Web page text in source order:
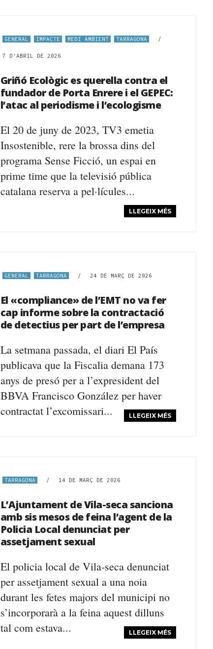
GENERAL IMPACTE MEDI AMBIENT TARRAGONA /
7 D'ABRIL DE 2026
Griñó Ecològic es querella contra el
fundador de Porta Enrere i el GEPEC:
l’atac al periodisme i l’ecologisme
El 20 de juny de 2023, TV3 emetia
Insostenible, rere la brossa dins del
programa Sense Ficció, un espai en
prime time que la televisió pública
catalana reserva a pel·lícules...
LLEGEIX MÉS
GENERAL TARRAGONA / 24 DE MARÇ DE 2026
El «compliance» de l’EMT no va fer
cap informe sobre la contractació
de detectius per part de l’empresa
La setmana passada, el diari El País
publicava que la Fiscalia demana 173
anys de presó per a l’expresident del
BBVA Francisco González per haver
contractat l’excomissari...
LLEGEIX MÉS
TARRAGONA / 14 DE MARÇ DE 2026
L’Ajuntament de Vila-seca sanciona
amb sis mesos de feina l’agent de la
Policia Local denunciat per
assetjament sexual
El policia local de Vila-seca denunciat
per assetjament sexual a una noia
durant les fetes majors del municipi no
s’incorporarà a la feina aquest dilluns
tal com estava...
LLEGEIX MÉS